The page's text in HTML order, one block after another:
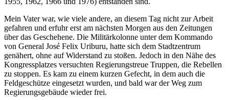
Mein Vater war, wie viele andere, an diesem Tag nicht zur Arbeit
gefahren und erfuhr erst am nächsten Morgen aus den Zeitungen
über das Geschehene. Die Militärkolonne unter dem Kommando
von General José Felix Uriburu, hatte sich dem Stadtzentrum
genähert, ohne auf Widerstand zu stoßen. Jedoch in den Nähe des
Kongressplatzes versuchten Regierungstreue Truppen, die Rebellen
zu stoppen. Es kam zu einem kurzen Gefecht, in dem auch die
Feldgeschütze eingesetzt wurden, und bald war der Weg zum
Regierungsgebäude wieder frei.